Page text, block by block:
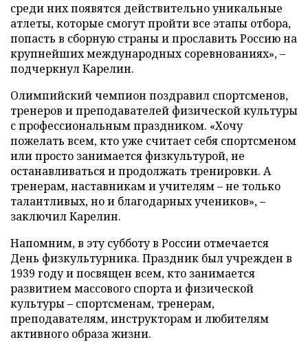
среди них появятся действительно уникальные
атлеты, которые смогут пройти все этапы отбора,
попасть в сборную страны и прославить Россию на
крупнейших международных соревнованиях», –
подчеркнул Карелин.
Олимпийский чемпион поздравил спортсменов,
тренеров и преподавателей физической культуры
с профессиональным праздником. «Хочу
пожелать всем, кто уже считает себя спортсменом
или просто занимается физкультурой, не
останавливаться и продолжать тренировки. А
тренерам, наставникам и учителям – не только
талантливых, но и благодарных учеников», –
заключил Карелин.
Напомним, в эту субботу в России отмечается
День физкультурника. Праздник был учрежден в
1939 году и посвящен всем, кто занимается
развитием массового спорта и физической
культуры – спортсменам, тренерам,
преподавателям, инструкторам и любителям
активного образа жизни.